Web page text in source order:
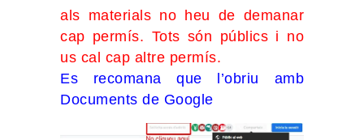
als materials no heu de demanar
cap permís. Tots són públics i no
us cal cap altre permís.
Es recomana que l’obriu amb
Documents de Google